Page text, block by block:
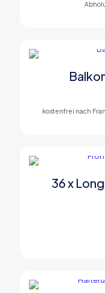
kostenfrei nach
36 x